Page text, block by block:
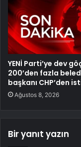
YENİ Parti’ye dev
200’den fazla
başkanı CHP’den
Ağustos 8, 2026
Bir yanıt yazın